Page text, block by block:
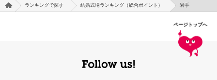
ランキングで探す 結婚式場ランキング（総合ポイント） 岩手
ページトップへ